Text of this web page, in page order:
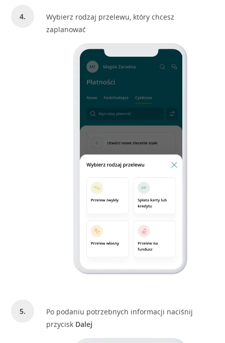
Wybierz rodzaj przelewu, który chcesz
zaplanować
Po podaniu potrzebnych informacji naciśnij
przycisk Dalej